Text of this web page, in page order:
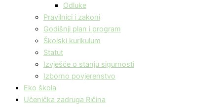
Odluke
Pravilnici i zakoni
Godišnji plan i program
Školski kurikulum
Statut
Izvješće o stanju sigurnosti
Izborno povjerenstvo
Eko škola
Učenička zadruga Ričina